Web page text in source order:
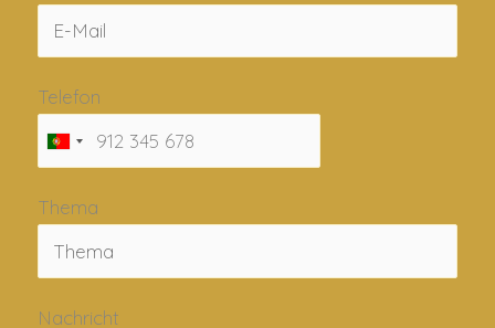
Telefon
Thema
Nachricht